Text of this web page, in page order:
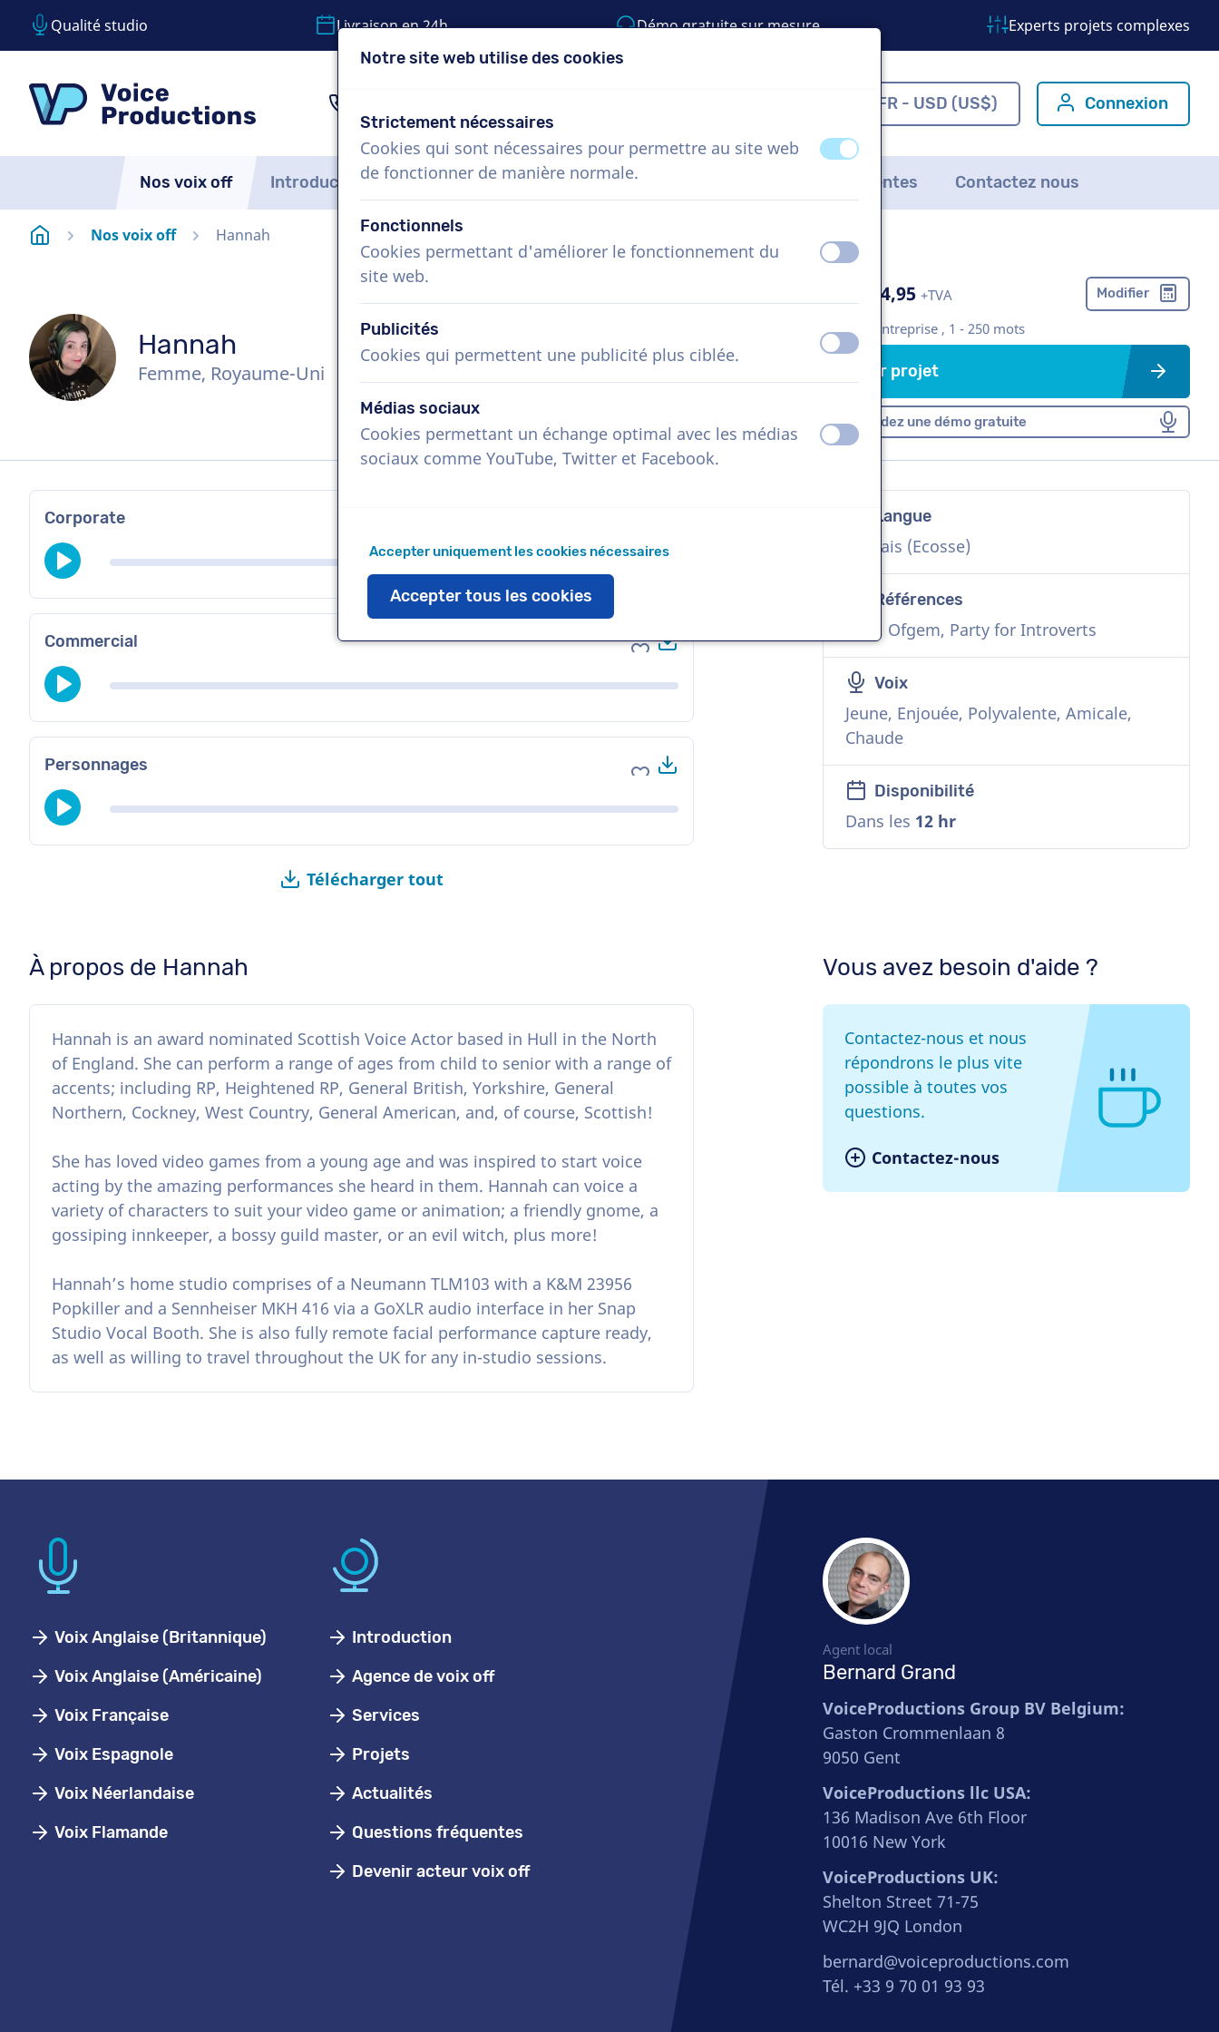
Qualité studio Livraison en 24h Démo gratuite sur mesure Experts projets complexes
FR - USD (US$) Connexion
Menu
Nos voix off Introduction Procédure Services Nouvelles Questions fréquentes Contactez nous
Page d'accueilNos voix off Hannah
Hannah
Femme, Royaume-Uni
US$ 304,95 +TVA Modifier
Vidéo d'entreprise , 1 - 250 mots
Créer projet
Demandez une démo gratuite
Langue
Anglais (Ecosse)
Références
NHS, Ofgem, Party for Introverts
Voix
Jeune, Enjouée, Polyvalente, Amicale,
Chaude
Disponibilité
Dans les 12 hr
Corporate
Commercial Ajouter aux favoris
Télécharger
Personnages Ajouter aux favoris
Télécharger tout
Vous avez besoin d'aide ?
Contactez-nous et nous
répondrons le plus vite
possible à toutes vos
questions.
Contactez-nous
À propos de Hannah
Hannah is an award nominated Scottish Voice Actor based in Hull in the North
of England. She can perform a range of ages from child to senior with a range of
accents; including RP, Heightened RP, General British, Yorkshire, General
Northern, Cockney, West Country, General American, and, of course, Scottish!
She has loved video games from a young age and was inspired to start voice
acting by the amazing performances she heard in them. Hannah can voice a
variety of characters to suit your video game or animation; a friendly gnome, a
gossiping innkeeper, a bossy guild master, or an evil witch, plus more!
Hannah’s home studio comprises of a Neumann TLM103 with a K&M 23956
Popkiller and a Sennheiser MKH 416 via a GoXLR audio interface in her Snap
Studio Vocal Booth. She is also fully remote facial performance capture ready,
as well as willing to travel throughout the UK for any in-studio sessions.
Voix Anglaise (Britannique)
Voix Anglaise (Américaine)
Voix Française
Voix Espagnole
Voix Néerlandaise
Voix Flamande
Introduction
Agence de voix off
Services
Projets
Actualités
Questions fréquentes
Devenir acteur voix off
Agent local
Bernard Grand
VoiceProductions Group BV Belgium:
Gaston Crommenlaan 8
9050 Gent
VoiceProductions llc USA:
136 Madison Ave 6th Floor
10016 New York
VoiceProductions UK:
Shelton Street 71-75
WC2H 9JQ London
bernard@voiceproductions.com
Tél. +33 9 70 01 93 93
Notre site web utilise des cookies
Strictement nécessaires
Cookies qui sont nécessaires pour permettre au site web
de fonctionner de manière normale.
éteintactivé
Fonctionnels
Cookies permettant d'améliorer le fonctionnement du
site web.
éteintactivé
Publicités
Cookies qui permettent une publicité plus ciblée. éteintactivé
Médias sociaux
Cookies permettant un échange optimal avec les médias
sociaux comme YouTube, Twitter et Facebook.
éteintactivé
Accepter uniquement les cookies nécessaires
Accepter tous les cookies